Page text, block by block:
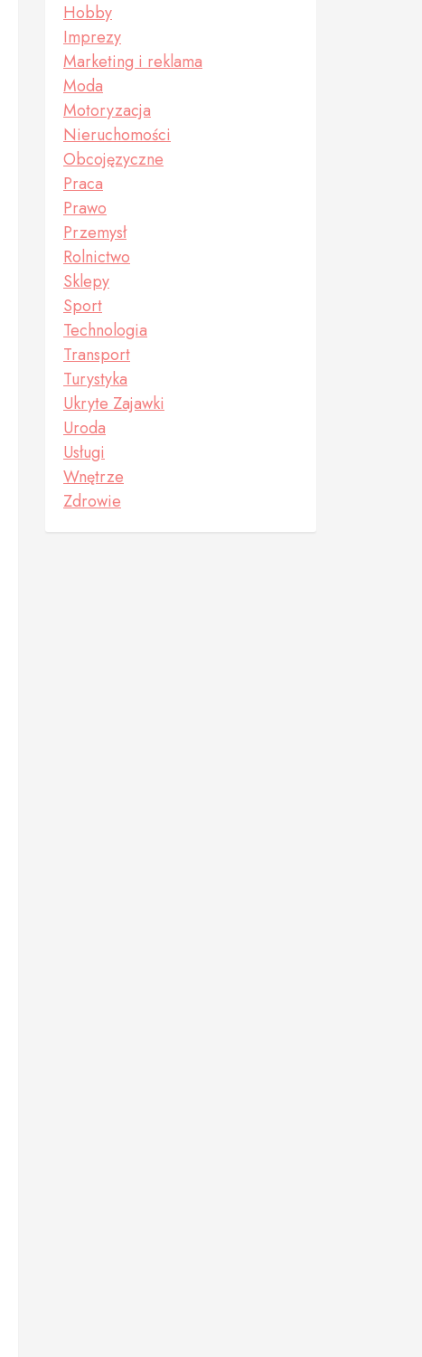
Hobby
Imprezy
Marketing i reklama
Moda
Motoryzacja
Nieruchomości
Obcojęzyczne
Praca
Prawo
Przemysł
Rolnictwo
Sklepy
Sport
Technologia
Transport
Turystyka
Ukryte Zajawki
Uroda
Usługi
Wnętrze
Zdrowie